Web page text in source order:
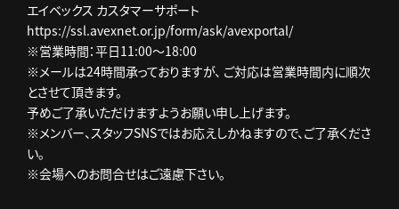
エイベックス カスタマーサポート
https://ssl.avexnet.or.jp/form/ask/avexportal/
※営業時間：平日11:00～18:00
※メールは24時間承っておりますが、 ご対応は営業時間内に順次
とさせて頂きます。
予めご了承いただけますようお願い申し上げます。
※メンバー、スタッフSNSではお応えしかねますので、ご了承くださ
い。
※会場へのお問合せはご遠慮下さい。